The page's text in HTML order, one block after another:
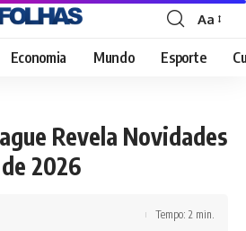
Font
Resizer
Aa
Economia Mundo Esporte
Revela Novidades
2026
Tempo: 2 min.